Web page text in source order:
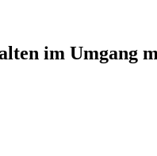
im Umgang